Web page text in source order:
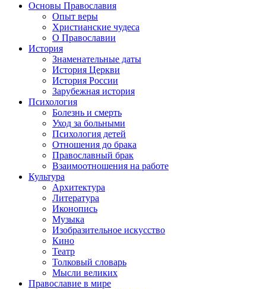
Основы Православия
Опыт веры
Христианские чудеса
О Православии
История
Знаменательные даты
История Церкви
История России
Зарубежная история
Психология
Болезнь и смерть
Уход за больными
Психология детей
Отношения до брака
Православный брак
Взаимоотношения на работе
Культура
Архитектура
Литература
Иконопись
Музыка
Изобразительное искусство
Кино
Театр
Толковый словарь
Мысли великих
Православие в мире